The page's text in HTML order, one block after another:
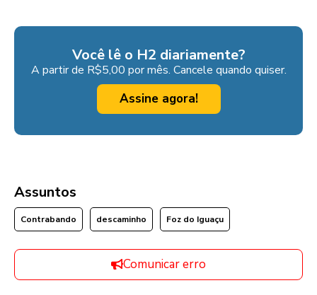
Você lê o H2 diariamente?
A partir de R$5,00 por mês. Cancele quando quiser.
Assine agora!
Assuntos
Contrabando descaminho Foz do Iguaçu
Comunicar erro